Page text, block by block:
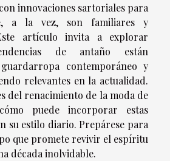
innovaciones sartoriales para
a la vez, son familiares y
artículo invita a explorar
de antaño están
contemporáneo y
relevantes en la actualidad.
del renacimiento de la moda de
puede incorporar estas
su estilo diario. Prepárese para
que promete revivir el espíritu
década inolvidable.